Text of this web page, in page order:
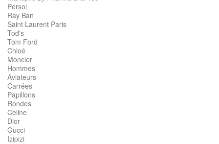
Persol
Ray Ban
Saint Laurent Paris
Tod's
Tom Ford
Chloé
Moncler
Hommes
Aviateurs
Carrées
Papillons
Rondes
Celine
Dior
Gucci
Izipizi